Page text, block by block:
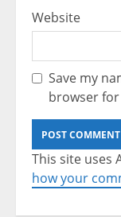
Website
Save my
browser
This site uses
how your